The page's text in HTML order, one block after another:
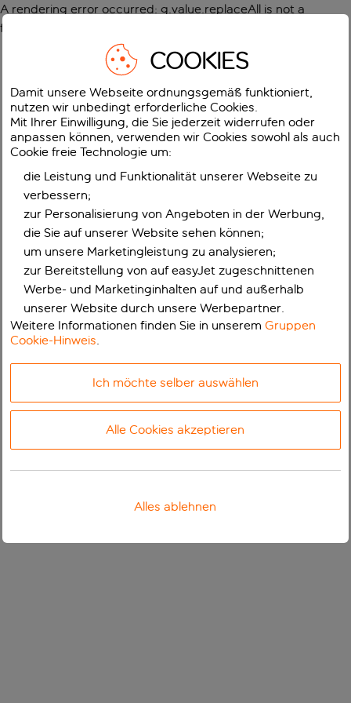
A rendering error occurred: g.value.replaceAll is not a
function
COOKIES
Damit unsere Webseite ordnungsgemäß funktioniert,
nutzen wir unbedingt erforderliche Cookies.
Mit Ihrer Einwilligung, die Sie jederzeit widerrufen oder
anpassen können, verwenden wir Cookies sowohl als auch
Cookie freie Technologie um:
die Leistung und Funktionalität unserer Webseite zu
verbessern;
zur Personalisierung von Angeboten in der Werbung,
die Sie auf unserer Website sehen können;
um unsere Marketingleistung zu analysieren;
zur Bereitstellung von auf easyJet zugeschnittenen
Werbe- und Marketinginhalten auf und außerhalb
unserer Website durch unsere Werbepartner.
Weitere Informationen finden Sie in unseremGruppen
Cookie-Hinweis.
Ich möchte selber auswählen
Alle Cookies akzeptieren
Alles ablehnen